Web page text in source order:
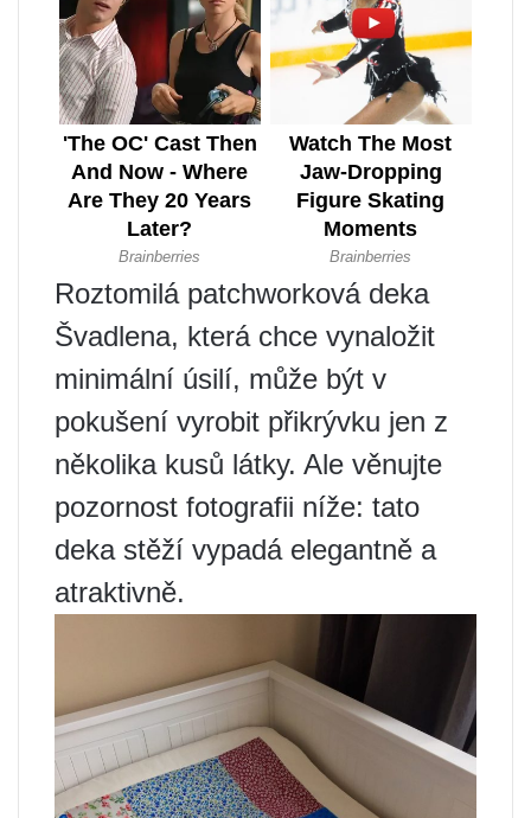
Roztomilá patchworková deka
Švadlena, která chce vynaložit
minimální úsilí, může být v
pokušení vyrobit přikrývku jen z
několika kusů látky. Ale věnujte
pozornost fotografii níže: tato
deka stěží vypadá elegantně a
atraktivně.